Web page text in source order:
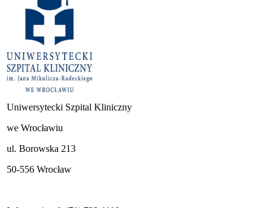
Uniwersytecki Szpital Kliniczny
we Wrocławiu
ul. Borowska 213
50-556 Wrocław